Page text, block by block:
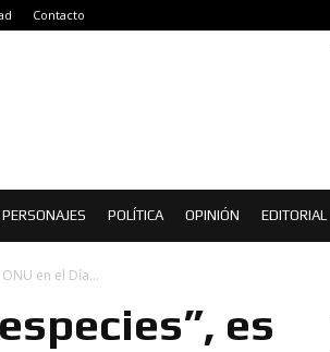
Contacto
PERSONAJES POLÍTICA OPINIÓN EDITORIAL
en el Día...
es